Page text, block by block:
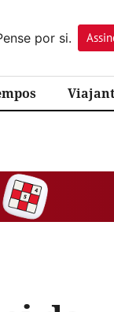
por si.